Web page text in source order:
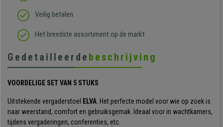
Veilig betalen
Het breedste assortiment op de markt
Gedetailleerde beschrijving
VOORDELIGE SET VAN 5 STUKS
Uitstekende vergaderstoel ELVA. Het perfecte model voor wie op zoek is
naar weerstand, comfort en gebruiksgemak. Ideaal voor in wachtkamers,
tijdens vergaderingen, conferenties, etc.